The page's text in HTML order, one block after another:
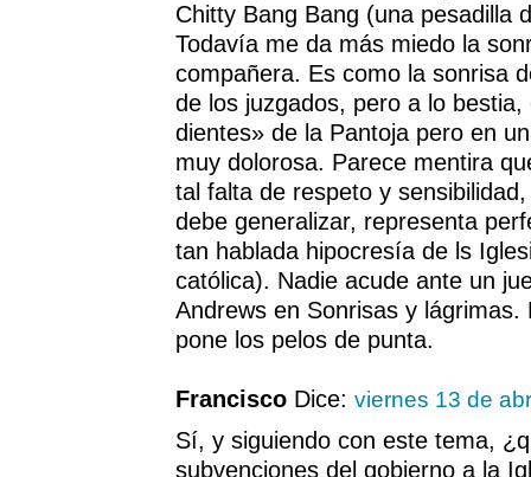
Chitty Bang Bang (una pesadilla
Todavía me da más miedo la
compañera. Es como la sonrisa
de los juzgados, pero a lo
dientes» de la Pantoja pero en
muy dolorosa. Parece mentira
tal falta de respeto y
debe generalizar, representa
tan hablada hipocresía de ls
católica). Nadie acude ante un
Andrews en Sonrisas y
pone los pelos de punta.
Francisco Dice: viernes 13 de
Sí, y siguiendo con este tema,
subvenciones del gobierno a la